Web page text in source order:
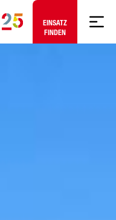
Hauptinhalt springen
EINSATZ FINDEN